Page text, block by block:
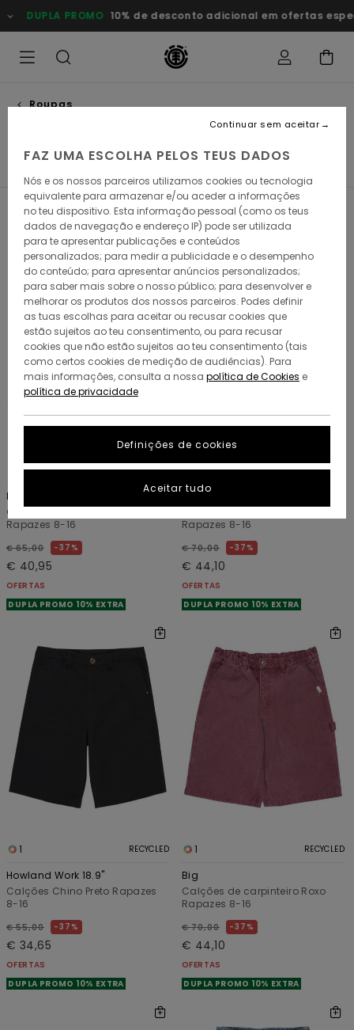
para
a
produtos
DUPLA PROMO 10% de desconto adicional em ofertas
Roupas
Filtrar e Ordenar 10Resultados
Avançar
para
procurar
critérios
filtragem
Avançar
para
ordenar
Big
Calções de bombazina Preto
Rapazes 8-16
€ 65,00 37%
€ 40,95
OFERTAS
DUPLA PROMO 10% EXTRA
1 RECYCLED
Big 5
Rapazes 8-16
€ 70,00 37%
€ 44,10
OFERTAS
DUPLA PROMO 10% EXTRA
1 RECYCLED
Howland Work 18.9"
Calções Chino Preto Rapazes
8-16
€ 55,00 37%
€ 34,65
OFERTAS
DUPLA PROMO 10% EXTRA
1 RECYCLED
Big
Calções de carpinteiro Roxo
Rapazes 8-16
€ 70,00 37%
€ 44,10
OFERTAS
DUPLA PROMO 10% EXTRA
FAZ UMA ESCOLHA PELOS TEUS DADOS
Nós e os nossos parceiros utilizamos cookies ou tecnologia
equivalente para armazenar e/ou aceder a informações
no teu dispositivo. Esta informação pessoal (como os teus
dados de navegação e endereço IP) pode ser utilizada
para te apresentar publicações e conteúdos
personalizados; para medir a publicidade e o desempenho
do conteúdo; para apresentar anúncios personalizados;
para saber mais sobre o nosso público; para desenvolver e
melhorar os produtos dos nossos parceiros. Podes definir
as tuas escolhas para aceitar ou recusar cookies que
estão sujeitos ao teu consentimento, ou para recusar
cookies que não estão sujeitos ao teu consentimento (tais
como certos cookies de medição de audiências). Para
mais informações, consulta a nossa política de Cookies e
política de privacidade
Definições de cookies
Continuar sem aceitar
Aceitar tudo